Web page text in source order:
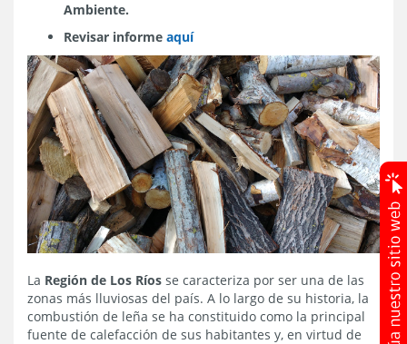
Ambiente.
Revisar informe aquí
La Región de Los Ríos se caracteriza por ser una de las
zonas más lluviosas del país. A lo largo de su historia, la
combustión de leña se ha constituido como la principal
fuente de calefacción de sus habitantes y, en virtud de